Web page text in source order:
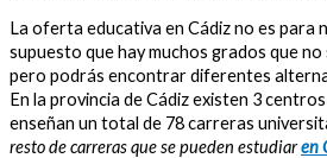
La oferta educativa en Cádiz no es para
supuesto que hay muchos grados que
pero podrás encontrar diferentes
En la provincia de Cádiz existen 3
enseñan un total de 78 carreras
resto de carreras que se pueden estudiaren